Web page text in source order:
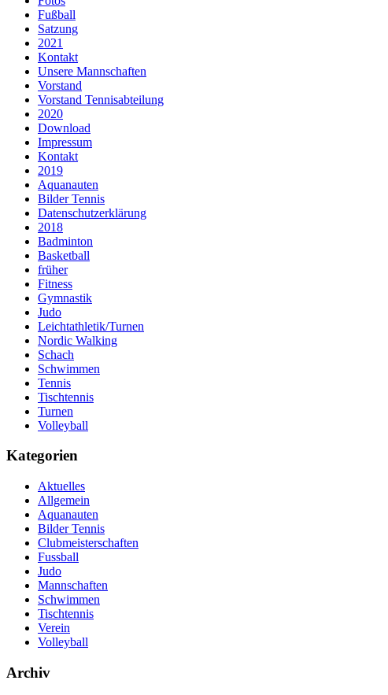
Fußball
Satzung
2021
Kontakt
Unsere Mannschaften
Vorstand
Vorstand Tennisabteilung
2020
Download
Impressum
Kontakt
2019
Aquanauten
Bilder Tennis
Datenschutzerklärung
2018
Badminton
Basketball
früher
Fitness
Gymnastik
Judo
Leichtathletik/Turnen
Nordic Walking
Schach
Schwimmen
Tennis
Tischtennis
Turnen
Volleyball
Kategorien
Aktuelles
Allgemein
Aquanauten
Bilder Tennis
Clubmeisterschaften
Fussball
Judo
Mannschaften
Schwimmen
Tischtennis
Verein
Volleyball
Archiv